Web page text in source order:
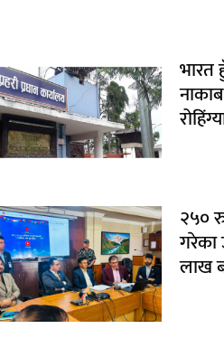
भारत
२५०
गरेका
लाख